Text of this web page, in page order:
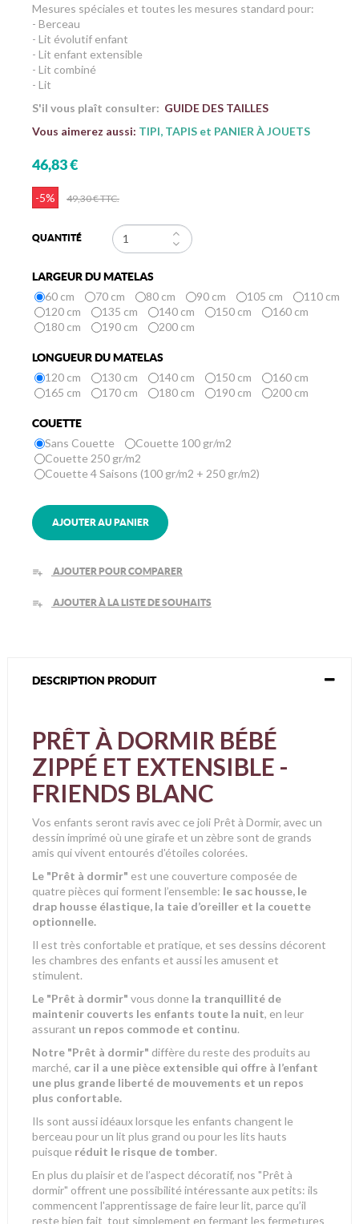
Mesures spéciales et toutes les mesures standard pour:
- Berceau
- Lit évolutif enfant
- Lit enfant extensible
- Lit combiné
- Lit
S'il vous plaît consulter: GUIDE DES TAILLES
Vous aimerez aussi: TIPI, TAPIS et PANIER À JOUETS
46,83 €
-5% 49,30 €TTC.
QUANTITÉ
LARGEUR DU MATELAS
60 cm 70 cm 80 cm 90 cm 105 cm
110 cm
120 cm
135 cm 140 cm 150 cm
160 cm
180 cm
190 cm 200 cm
LONGUEUR DU MATELAS
120 cm 130 cm 140 cm 150 cm
160 cm
165 cm
170 cm 180 cm 190 cm 200 cm
COUETTE
Sans Couette
Couette 100 gr/m2
Couette 250 gr/m2
Couette 4 Saisons (100 gr/m2 + 250 gr/m2)
AJOUTER AU PANIER
playlist_add AJOUTER POUR COMPARER
playlist_add AJOUTER À LA LISTE DE SOUHAITS
DESCRIPTION PRODUIT
PRÊT À DORMIR BÉBÉ
ZIPPÉ ET EXTENSIBLE -
FRIENDS BLANC
Vos enfants seront ravis avec ce joli Prêt à Dormir, avec un
dessin imprimé où une girafe et un zèbre sont de grands
amis qui vivent entourés d'étoiles colorées.
Le "Prêt à dormir" est une couverture composée de
quatre pièces qui forment l’ensemble: le sac housse, le
drap housse élastique, la taie d’oreiller et la couette
optionnelle.
Il est très confortable et pratique, et ses dessins décorent
les chambres des enfants et aussi les amusent et
stimulent.
Le "Prêt à dormir" vous donne la tranquillité de
maintenir couverts les enfants toute la nuit, en leur
assurant un repos commode et continu.
Notre "Prêt à dormir" diffère du reste des produits au
marché, car il a une pièce extensible qui offre à l’enfant
une plus grande liberté de mouvements et un repos
plus confortable.
Ils sont aussi idéaux lorsque les enfants changent le
berceau pour un lit plus grand ou pour les lits hauts
puisque réduit le risque de tomber.
En plus du plaisir et de l’aspect décoratif, nos "Prêt à
dormir" offrent une possibilité intéressante aux petits: ils
commencent l'apprentissage de faire leur lit, parce qu’il
reste bien fait tout simplement en fermant les fermetures